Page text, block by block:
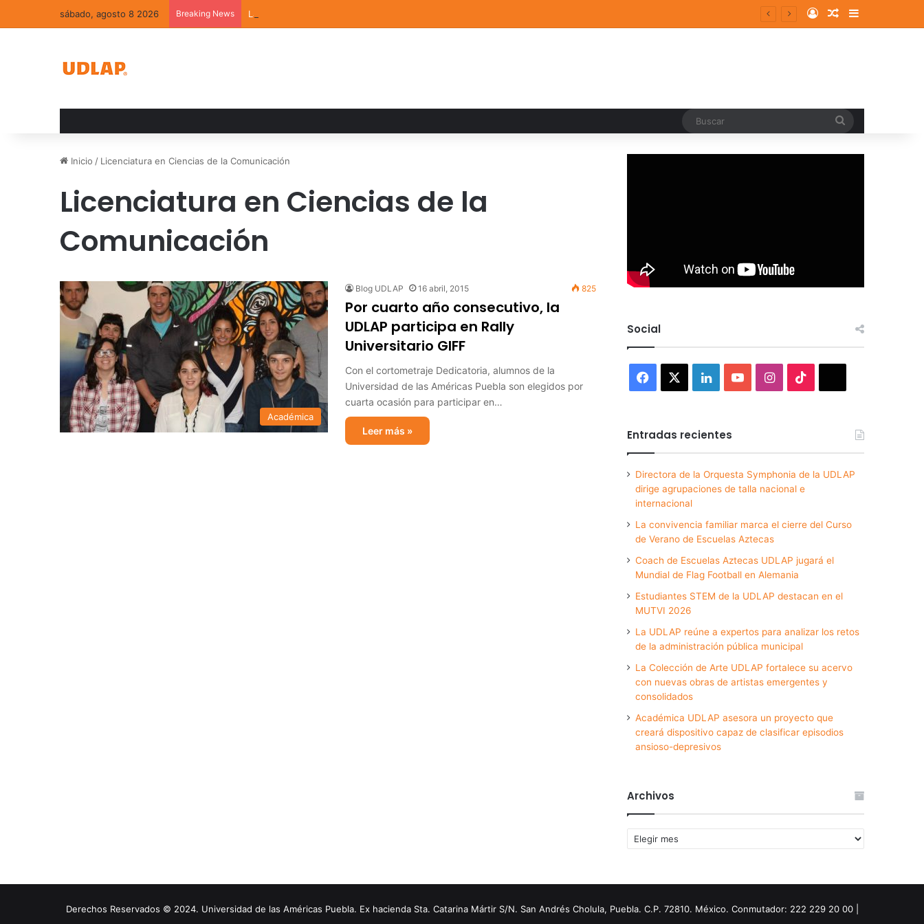
sábado, agosto 8 2026 Breaking News La convivencia familiar marca el cierre del Curso de Verano de Escuelas Aztecas Log InRandom Article
Sidebar
Inicio / Licenciatura en Ciencias de la Comunicación
Licenciatura en Ciencias de la
Comunicación
Académica
Blog UDLAP 16 abril, 2015 825
Por cuarto año consecutivo, la
UDLAP participa en Rally
Universitario GIFF
Con el cortometraje Dedicatoria, alumnos de la
Universidad de las Américas Puebla son elegidos por
cuarta ocasión para participar en…
Leer más »
Social
Facebook LinkedInYouTubeInstagram
Entradas recientes
Directora de la Orquesta Symphonia de la UDLAP
dirige agrupaciones de talla nacional e
internacional
La convivencia familiar marca el cierre del Curso
de Verano de Escuelas Aztecas
Coach de Escuelas Aztecas UDLAP jugará el
Mundial de Flag Football en Alemania
Estudiantes STEM de la UDLAP destacan en el
MUTVI 2026
La UDLAP reúne a expertos para analizar los retos
de la administración pública municipal
La Colección de Arte UDLAP fortalece su acervo
con nuevas obras de artistas emergentes y
consolidados
Académica UDLAP asesora un proyecto que
creará dispositivo capaz de clasificar episodios
ansioso-depresivos
Archivos
Archivos
Derechos Reservados © 2024. Universidad de las Américas Puebla. Ex hacienda Sta. Catarina Mártir S/N. San Andrés Cholula, Puebla. C.P. 72810. México. Conmutador: 222 229 20 00 |